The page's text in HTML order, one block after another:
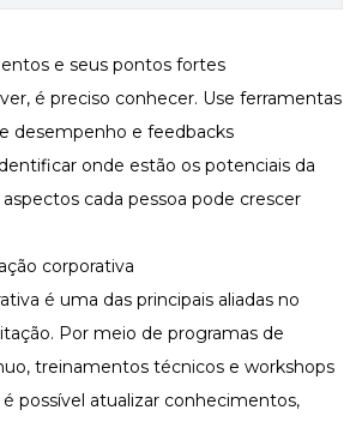
e seus pontos fortes
é preciso conhecer. Use ferramentas
desempenho e feedbacks
onde estão os potenciais da
cada pessoa pode crescer
corporativa
é uma das principais aliadas no
Por meio de programas de
, treinamentos técnicos e workshops
possível atualizar conhecimentos,